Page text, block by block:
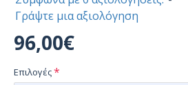
Γράψτε μια αξιολόγηση
96,00€
Επιλογές